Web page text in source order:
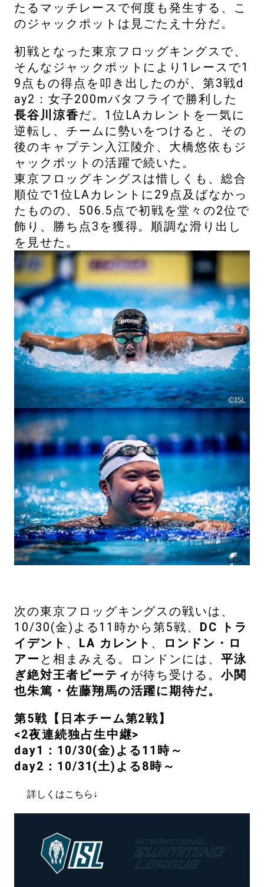
たるマッチレースで何度も発生する、こ
のジャックポットは見ごたえ十分だ。
初戦となった東京フロッグキングスで、
そんなジャックポットにより1レースで1
9点もの得点を叩き出したのが、第3戦d
ay2：女子200mバタフライで勝利した
長谷川涼香だ。1位LAカレントを一気に
逆転し、チームに勢いをつけると、その
後のキャプテン入江陵介、大橋悠依もジ
ャックポットの活躍で続いた。
東京フロッグキングスは惜しくも、総合
順位で1位LAカレントに29点及ばなかっ
たものの、506.5点で初戦を堂々の2位で
飾り、勝ち点3を獲得。順調な滑り出し
を見せた。
次の東京フロッグキングスの戦いは、
10/30(金)よる11時から第5戦、
DC トラ
イデント 、 LA カレント 、
ロンドン・ロ
アー と相まみえる。ロンドンには、平泳
ぎ絶対王者ピーティ が待ち受ける。小関
也朱篤・佐藤翔馬の活躍に期待だ。
第5戦【日本チーム第2戦】
<2夜連続独占生中継>
day1：10/30(金)よる11時～
day2：10/31(土)よる8時～
詳しくはこちら↓